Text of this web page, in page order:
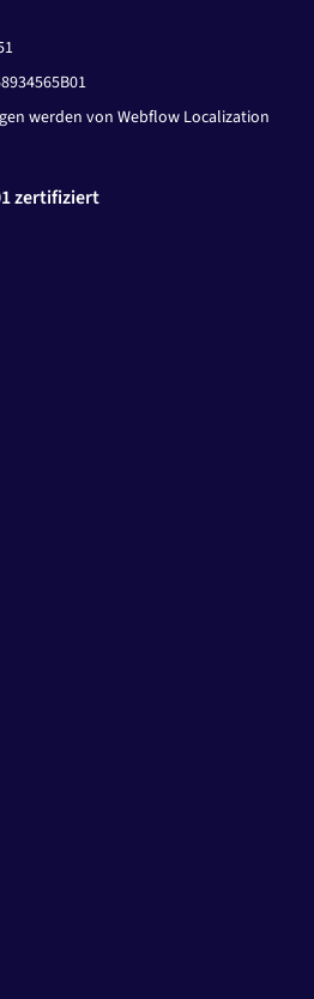
werden von Webflow Localization
zertifiziert